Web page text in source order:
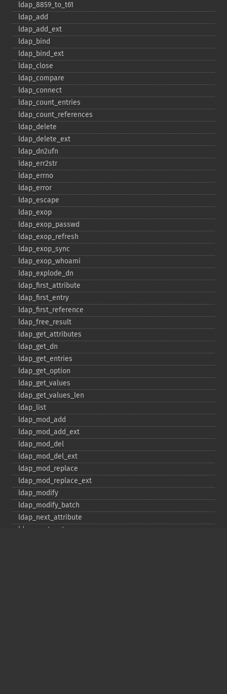
ldap_​8859_​to_​t61
ldap_​add
ldap_​add_​ext
ldap_​bind
ldap_​bind_​ext
ldap_​close
ldap_​compare
ldap_​connect
ldap_​count_​entries
ldap_​count_​references
ldap_​delete
ldap_​delete_​ext
ldap_​dn2ufn
ldap_​err2str
ldap_​errno
ldap_​error
ldap_​escape
ldap_​exop
ldap_​exop_​passwd
ldap_​exop_​refresh
ldap_​exop_​sync
ldap_​exop_​whoami
ldap_​explode_​dn
ldap_​first_​attribute
ldap_​first_​entry
ldap_​first_​reference
ldap_​free_​result
ldap_​get_​attributes
ldap_​get_​dn
ldap_​get_​entries
ldap_​get_​option
ldap_​get_​values
ldap_​get_​values_​len
ldap_​list
ldap_​mod_​add
ldap_​mod_​add_​ext
ldap_​mod_​del
ldap_​mod_​del_​ext
ldap_​mod_​replace
ldap_​mod_​replace_​ext
ldap_​modify
ldap_​modify_​batch
ldap_​next_​attribute
ldap_​next_​entry